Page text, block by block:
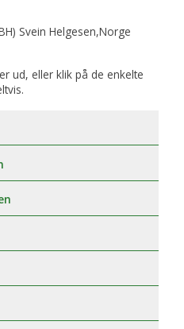
Svein Helgesen,Norge
ud, eller klik på de enkelte